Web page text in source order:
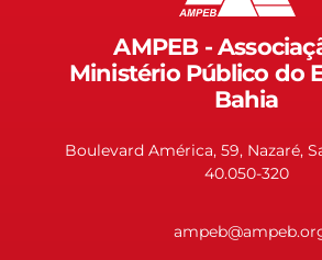
AMPEB -
Ministério Público do
Bahia
Boulevard América, 59, Nazaré,
40.050-320